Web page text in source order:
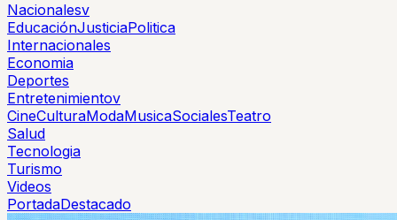
Nacionalesv
EducaciónJusticiaPolitica
Internacionales
Economia
Deportes
Entretenimientov
CineCulturaModaMusicaSocialesTeatro
Salud
Tecnologia
Turismo
Videos
PortadaDestacado